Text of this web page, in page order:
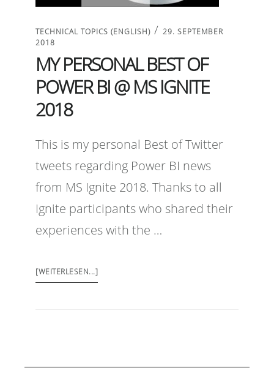
TECHNICAL TOPICS (ENGLISH) /29. SEPTEMBER
2018
MY PERSONAL BEST OF
POWER BI @ MS IGNITE
2018
This is my personal Best of Twitter
tweets regarding Power BI news
from MS Ignite 2018. Thanks to all
Ignite participants who shared their
experiences with the …
[WEITERLESEN...]